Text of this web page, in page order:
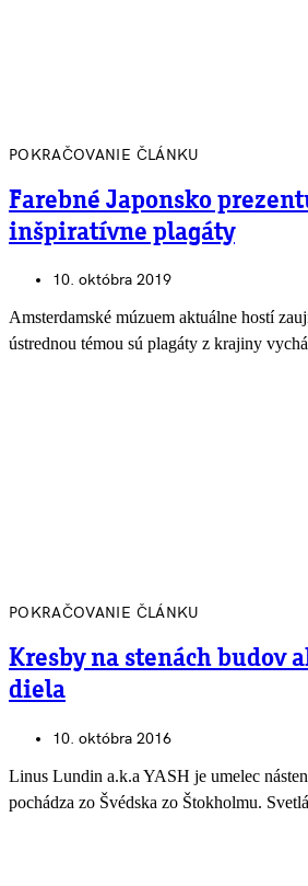
POKRAČOVANIE ČLÁNKU
Farebné Japonsko
inšpiratívne plagáty
10. októbra 2019
Amsterdamské múzuem aktuálne hostí
ústrednou témou sú plagáty z krajiny
POKRAČOVANIE ČLÁNKU
Kresby na stenách budov
diela
10. októbra 2016
Linus Lundin a.k.a YASH je umelec
pochádza zo Švédska zo Štokholmu.